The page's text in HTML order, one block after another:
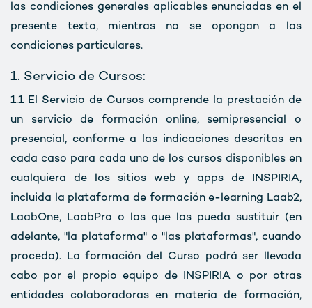
las condiciones generales aplicables enunciadas en el
presente texto, mientras no se opongan a las
condiciones particulares.
1. Servicio de Cursos:
1.1 El Servicio de Cursos comprende la prestación de
un servicio de formación online, semipresencial o
presencial, conforme a las indicaciones descritas en
cada caso para cada uno de los cursos disponibles en
cualquiera de los sitios web y apps de INSPIRIA,
incluida la plataforma de formación e-learning Laab2,
LaabOne, LaabPro o las que las pueda sustituir (en
adelante, "la plataforma" o "las plataformas", cuando
proceda). La formación del Curso podrá ser llevada
cabo por el propio equipo de INSPIRIA o por otras
entidades colaboradoras en materia de formación,